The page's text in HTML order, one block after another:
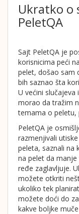
Ukratko o
PeletQA
Sajt PeletQA je
korisnicima peći
pelet, došao sam
bih saznao šta
U većini
morao da tražim
temama o peletu,
PeletQA je
razmenjivali
peleta, saznali na
na pelet da
ređe zaglavljuje.
možete otkriti
ukoliko tek
možete doći do
kakve boljke